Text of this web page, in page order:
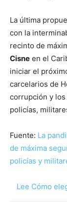
La última
con la
recinto de
Cisne en el
iniciar el
carcelarios de
corrupción y
policías,
Fuente: La
de máxima
policías y
Lee Cómo